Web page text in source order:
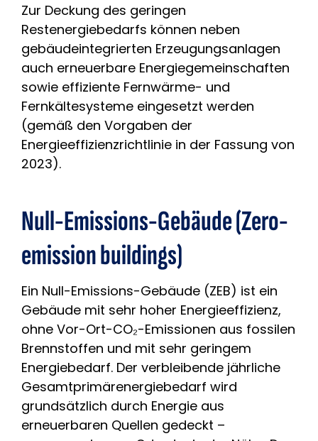
Zur Deckung des geringen
Restenergiebedarfs können neben
gebäudeintegrierten Erzeugungsanlagen
auch erneuerbare Energiegemeinschaften
sowie effiziente Fernwärme- und
Fernkältesysteme eingesetzt werden
(gemäß den Vorgaben der
Energieeffizienzrichtlinie in der Fassung von
2023).
Null-Emissions-Gebäude (Zero-
emission buildings)
Ein Null-Emissions-Gebäude (ZEB) ist ein
Gebäude mit sehr hoher Energieeffizienz,
ohne Vor-Ort-CO₂-Emissionen aus fossilen
Brennstoffen und mit sehr geringem
Energiebedarf. Der verbleibende jährliche
Gesamtprimärenergiebedarf wird
grundsätzlich durch Energie aus
erneuerbaren Quellen gedeckt –